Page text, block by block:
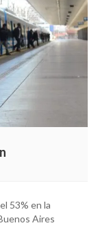
53% en la
Aires